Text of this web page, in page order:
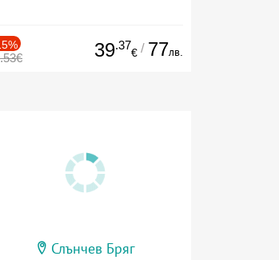
39.37
€ / 77лв.
Слънчев Бряг